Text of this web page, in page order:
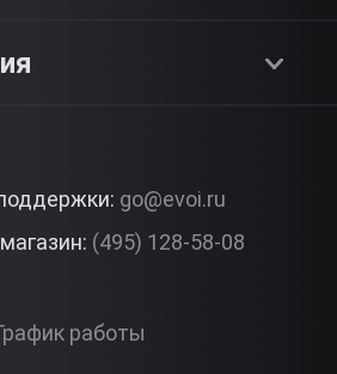
Premium
Контакты
это работает?
и ответы
подарки
go@evoi.ru
(495) 128-58-08
работы